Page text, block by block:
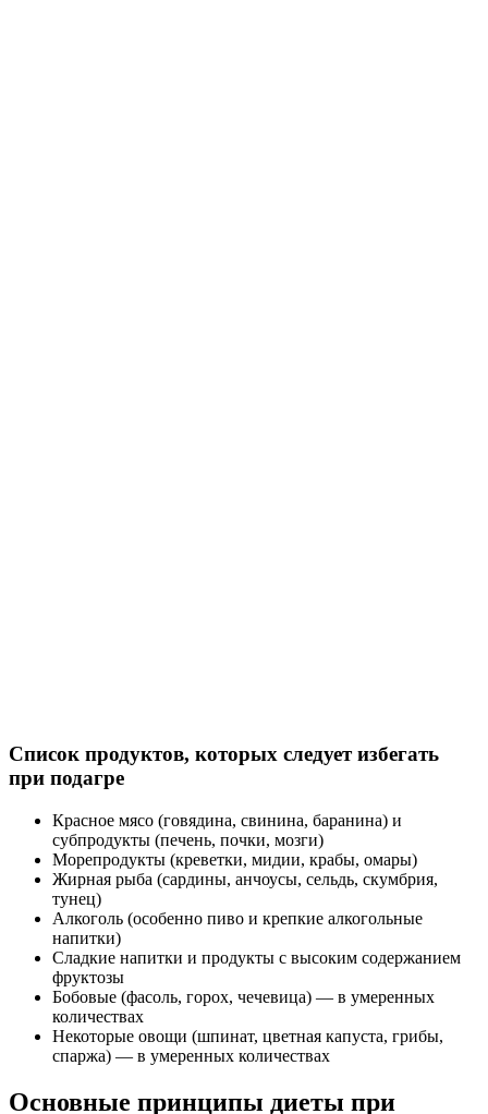
Список продуктов, которых следует избегать
при подагре
Красное мясо (говядина, свинина, баранина) и
субпродукты (печень, почки, мозги)
Морепродукты (креветки, мидии, крабы, омары)
Жирная рыба (сардины, анчоусы, сельдь, скумбрия,
тунец)
Алкоголь (особенно пиво и крепкие алкогольные
напитки)
Сладкие напитки и продукты с высоким содержанием
фруктозы
Бобовые (фасоль, горох, чечевица) — в умеренных
количествах
Некоторые овощи (шпинат, цветная капуста, грибы,
спаржа) — в умеренных количествах
Основные принципы диеты при